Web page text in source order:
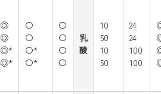
◎
◎
◎*
◎*
〇
〇
〇*
〇*
〇
〇
〇
〇
乳
酸
10
50
10
50
24
24
100
100